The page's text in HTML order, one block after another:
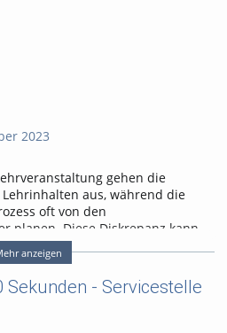
2023
gehen die
aus, während die
oft von den
planen. Diese Diskrepanz kann
Lernprozesse nicht effektiv
und von beiden Seiten als
Das didaktische Modell
John Biggs zielt darauf ab, diese
Hier eine kurze Einführung.
anzeigen
Sekunden - Servicestelle